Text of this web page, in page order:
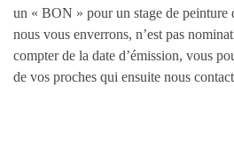
un « BON » pour un stage de peinture
nous vous enverrons, n’est pas
compter de la date d’émission, vous
de vos proches qui ensuite nous